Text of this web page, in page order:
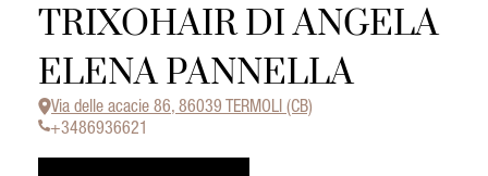
TRIXOHAIR DI ANGELA
ELENA PANNELLA
Via delle acacie 86, 86039 TERMOLI (CB)
+3486936621